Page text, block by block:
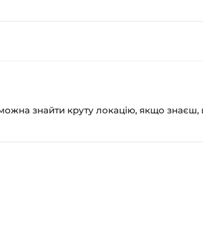
можна знайти круту локацію, якщо